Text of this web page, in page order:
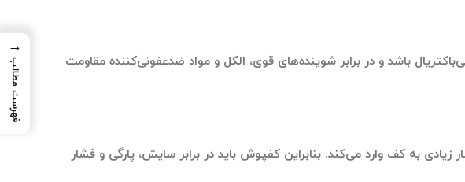
باشد و در برابر شوینده‌های قوی، الکل و مواد ضدعفونی‌کننده مقاومت
زیادی به کف وارد می‌کند. بنابراین کفپوش باید در برابر سایش، پارگی و فشار
→
فهرست مطالب